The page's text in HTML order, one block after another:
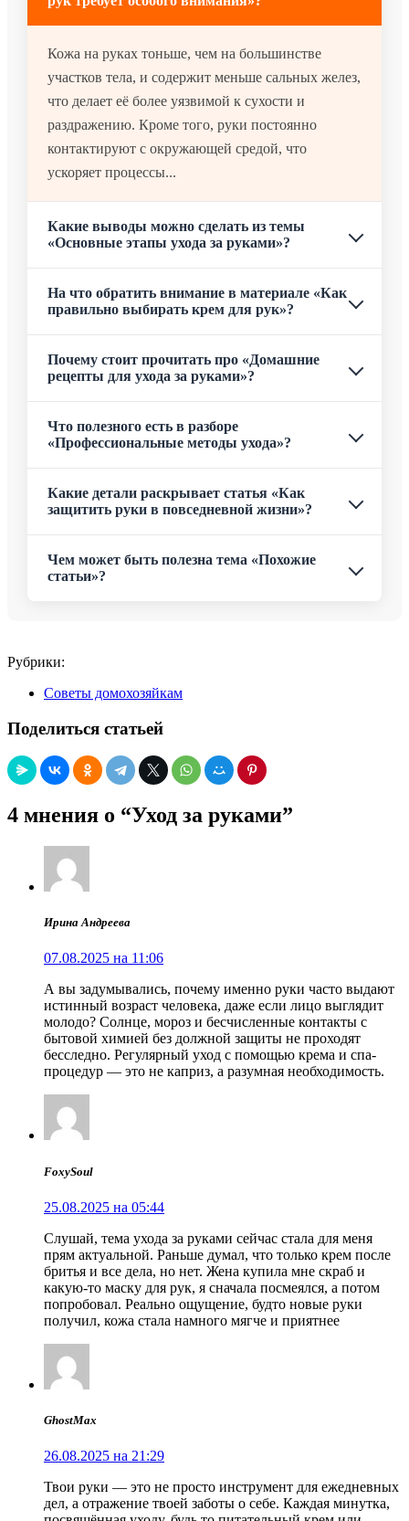
Кожа на руках тоньше, чем на большинстве
участков тела, и содержит меньше сальных желез,
что делает её более уязвимой к сухости и
раздражению. Кроме того, руки постоянно
контактируют с окружающей средой, что
ускоряет процессы...
Какие выводы можно сделать из темы
«Основные этапы ухода за руками»?
На что обратить внимание в материале «Как
правильно выбирать крем для рук»?
Почему стоит прочитать про «Домашние
рецепты для ухода за руками»?
Что полезного есть в разборе
«Профессиональные методы ухода»?
Какие детали раскрывает статья «Как
защитить руки в повседневной жизни»?
Чем может быть полезна тема «Похожие
статьи»?
Рубрики:
Советы домохозяйкам
Поделиться статьей
4 мнения о “Уход за руками”
Ирина Андреева
07.08.2025 на 11:06
А вы задумывались, почему именно руки часто выдают
истинный возраст человека, даже если лицо выглядит
молодо? Солнце, мороз и бесчисленные контакты с
бытовой химией без должной защиты не проходят
бесследно. Регулярный уход с помощью крема и спа-
процедур — это не каприз, а разумная необходимость.
FoxySoul
25.08.2025 на 05:44
Слушай, тема ухода за руками сейчас стала для меня
прям актуальной. Раньше думал, что только крем после
бритья и все дела, но нет. Жена купила мне скраб и
какую-то маску для рук, я сначала посмеялся, а потом
попробовал. Реально ощущение, будто новые руки
получил, кожа стала намного мягче и приятнее
GhostMax
26.08.2025 на 21:29
Твои руки — это не просто инструмент для ежедневных
дел, а отражение твоей заботы о себе. Каждая минутка,